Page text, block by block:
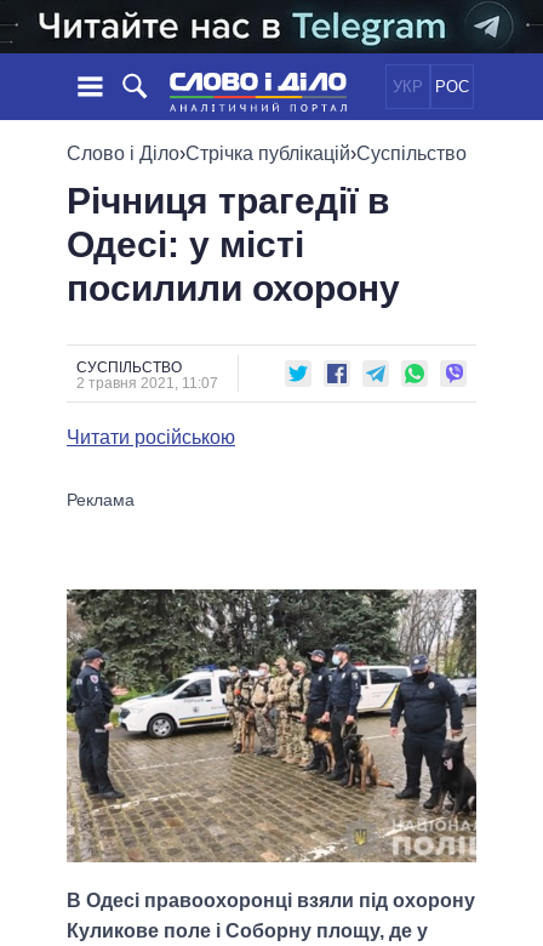
УКР РОС
НОВИНИ
СТРІЧКА
ПОДІЇ
СТАТТІ
ОГЛЯДИ
ДАЙДЖЕСТИ
ПОЛІТИКА
ЕКОНОМІКА
СУСПІЛЬСТВО
СВІТ
ОБIЦЯНКИ
ПОЛIТИКИ
ПРЕЗИДЕНТ І ОФІС
ВЕРХОВНА РАДА
ІНФОГРАФІКА
ВІДЕО
Слово і Діло›Стрічка публікацій›Суспільство
Річниця трагедії в
Одесі: у місті
посилили охорону
СУСПІЛЬСТВО
2 травня 2021, 11:07
Читати російською
В Одесі правоохоронці взяли під охорону
Куликове поле і Соборну площу, де у